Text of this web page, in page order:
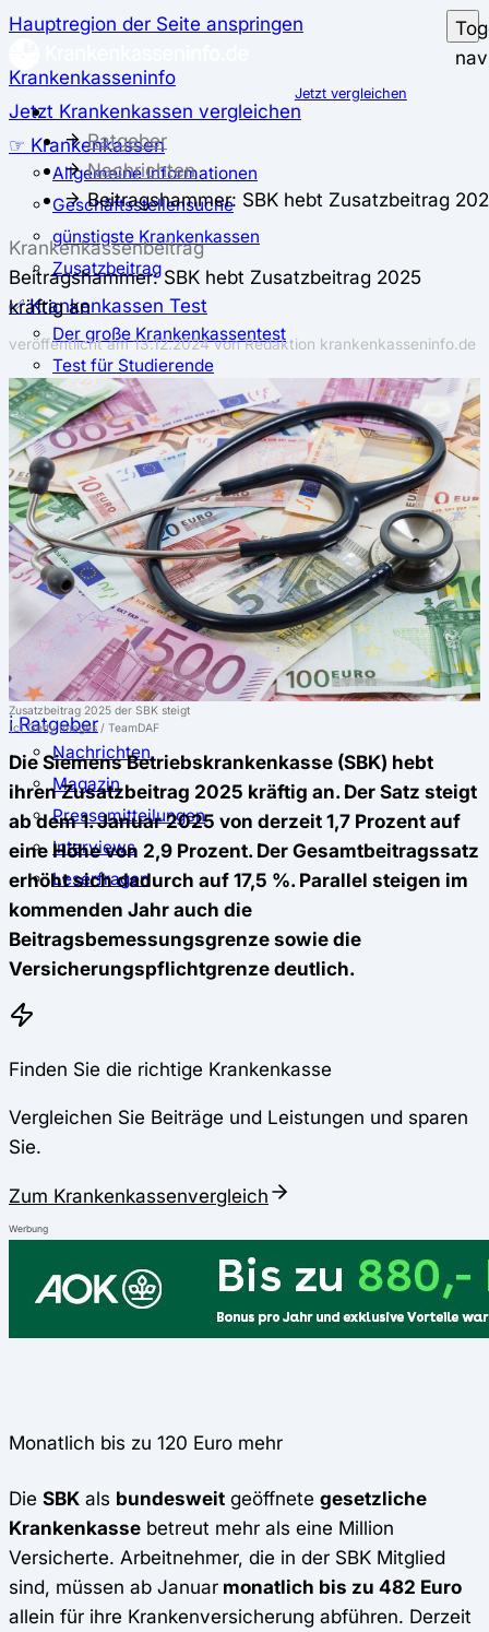
Hauptregion der Seite anspringen
Krankenkasseninfo
Jetzt Krankenkassen vergleichen
☞ Krankenkassen
Allgemeine Informationen
Geschäftsstellensuche
günstigste Krankenkassen
Zusatzbeitrag
✅ Krankenkassen Test
Der große Krankenkassentest
Test für Studierende
Test für Auszubildende
Test für Schwangere und junge Eltern
Test für Selbstständige
⚖️ Vergleich & Rechner
Krankenkassenvergleich
Krankenkassenrechner
↔ Wechsel
Krankenkassenwechsel
Kündigung
Musterkündigung
ℹ Ratgeber
Nachrichten
Magazin
Pressemitteilungen
Interviews
Leserfragen
Jetzt vergleichen
Ratgeber
Nachrichten
Beitragshammer: SBK hebt Zusatzbeitrag
Krankenkassenbeitrag
Beitragshammer: SBK hebt Zusatzbeitrag 2025
kräftig an
veröffentlicht am13.12.2024von Redaktion krankenkasseninfo.de
Zusatzbeitrag 2025 der SBK steigt
(c) Getty Images / TeamDAF
Die Siemens Betriebskrankenkasse (SBK) hebt
ihren Zusatzbeitrag 2025 kräftig an. Der Satz steigt
ab dem 1. Januar 2025 von derzeit 1,7 Prozent auf
eine Höhe von 2,9 Prozent. Der Gesamtbeitragssatz
erhöht sich dadurch auf 17,5 %. Parallel steigen im
kommenden Jahr auch die
Beitragsbemessungsgrenze sowie die
Versicherungspflichtgrenze deutlich.
Finden Sie die richtige Krankenkasse
Vergleichen Sie Beiträge und Leistungen und sparen
Sie.
Zum Krankenkassenvergleich
Werbung
Monatlich bis zu 120 Euro mehr
Die SBK als bundesweit geöffnete gesetzliche
Krankenkasse betreut mehr als eine Million
Versicherte. Arbeitnehmer, die in der SBK Mitglied
sind, müssen ab Januar monatlich bis zu 482 Euro
allein für ihre Krankenversicherung abführen. Derzeit